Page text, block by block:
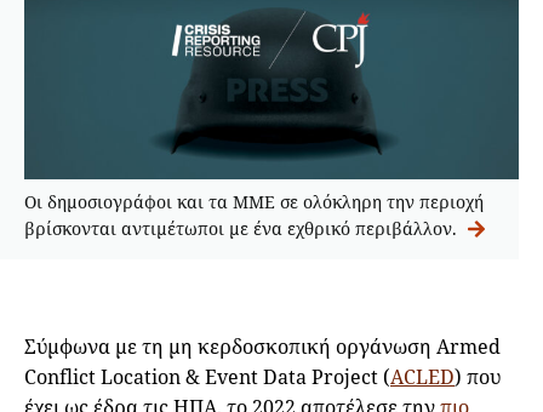
Oι δημοσιογράφοι και τα MME σε ολόκληρη την περιοχή
βρίσκονται αντιμέτωποι με ένα εχθρικό περιβάλλον.
Σύμφωνα με τη μη κερδοσκοπική οργάνωση Armed
Conflict Location & Event Data Project (ACLED) που